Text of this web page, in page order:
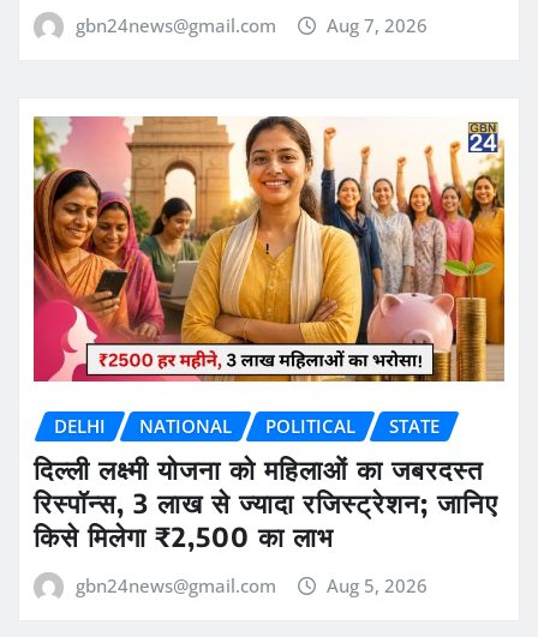
gbn24news@gmail.com Aug 7, 2026
DELHI NATIONAL POLITICAL STATE
दिल्ली लक्ष्मी योजना को महिलाओं का जबरदस्त
रिस्पॉन्स, 3 लाख से ज्यादा रजिस्ट्रेशन; जानिए
किसे मिलेगा ₹2,500 का लाभ
gbn24news@gmail.com Aug 5, 2026